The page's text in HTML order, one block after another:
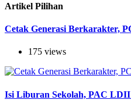
Artikel Pilihan
Cetak Generasi Berkarakter,
175 views
Isi Liburan Sekolah, PAC